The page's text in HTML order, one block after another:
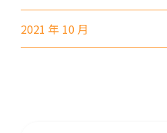
港鐵 元朗站 (F出口)
2021 年 10 月